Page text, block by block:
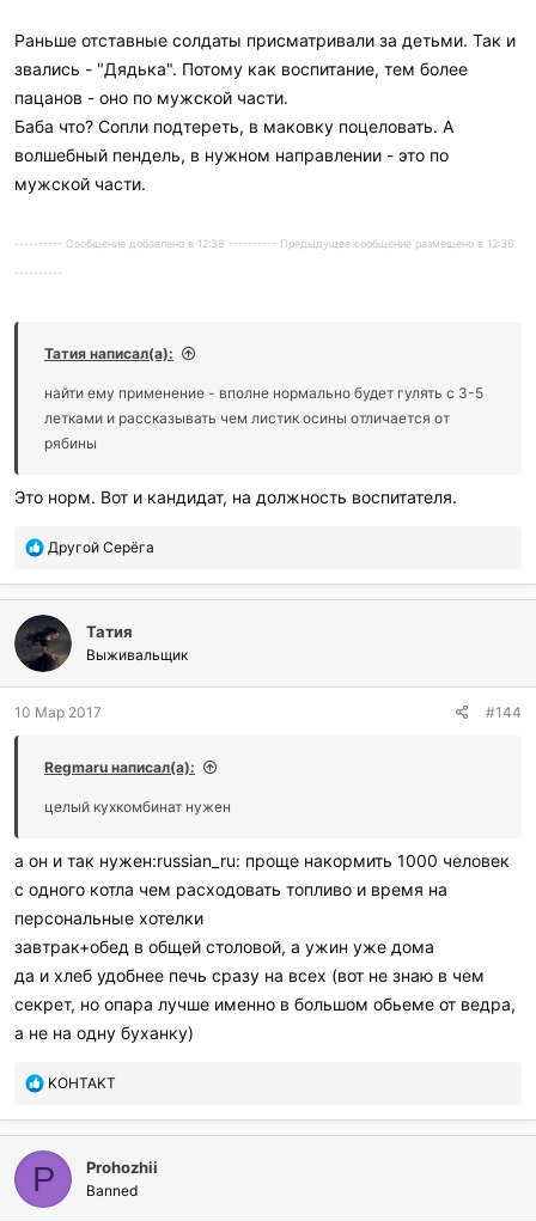
Раньше отставные солдаты присматривали за детьми. Так и
звались - "Дядька". Потому как воспитание, тем более
пацанов - оно по мужской части.
Баба что? Сопли подтереть, в маковку поцеловать. А
волшебный пендель, в нужном направлении - это по
мужской части.
---------- Сообщение добавлено в 12:38 ---------- Предыдущее сообщение размещено в 12:36
----------
Татия написал(а):
найти ему применение - вполне нормально будет гулять с 3-5
летками и рассказывать чем листик осины отличается от
рябины
Это норм. Вот и кандидат, на должность воспитателя.
П
б
л
а
г
о
а
и
и
Другой Серёга
Татия
Выживальщик
10 Мар 2017 #144
Regmaru написал(а):
целый кухкомбинат нужен
а он и так нужен:russian_ru: проще накормить 1000 человек
с одного котла чем расходовать топливо и время на
персональные хотелки
завтрак+обед в общей столовой, а ужин уже дома
да и хлеб удобнее печь сразу на всех (вот не знаю в чем
секрет, но опара лучше именно в большом обьеме от ведра,
а не на одну буханку)
П
б
л
а
о
KOHTAKT
P Prohozhii
Banned